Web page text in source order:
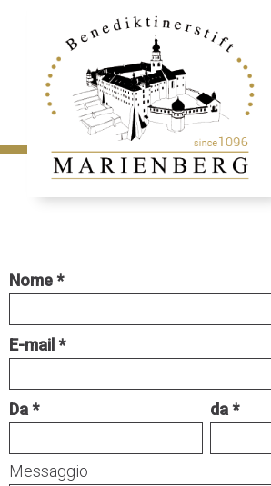
Nome
E-mail
Da da
Messaggio